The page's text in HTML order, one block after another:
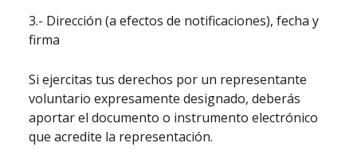
3.- Dirección (a efectos de notificaciones), fecha y
firma
Si ejercitas tus derechos por un representante
voluntario expresamente designado, deberás
aportar el documento o instrumento electrónico
que acredite la representación.